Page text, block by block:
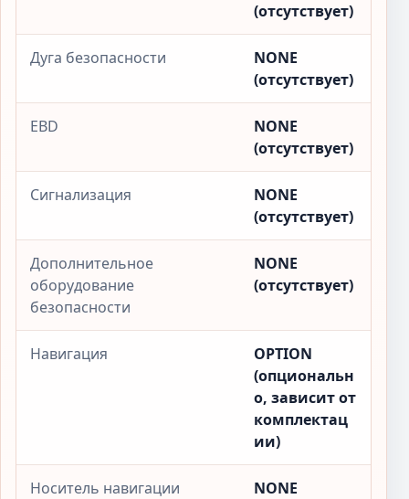
(отсутствует)
Дуга безопасности
NONE
(отсутствует)
EBD
NONE
(отсутствует)
Сигнализация
NONE
(отсутствует)
Дополнительное
оборудование
безопасности
NONE
(отсутствует)
Навигация
OPTION
(опциональн
о, зависит от
комплектац
ии)
Носитель навигации
NONE